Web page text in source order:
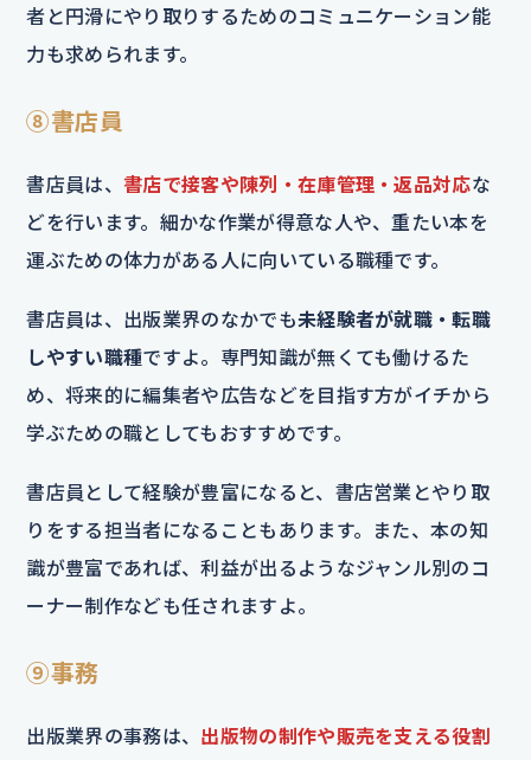
者と円滑にやり取りするためのコミュニケーション能
力も求められます。
⑧書店員
書店員は、 書店で接客や陳列・在庫管理・返品対応な
どを行います。細かな作業が得意な人や、重たい本を
運ぶための体力がある人に向いている職種です。
書店員は、出版業界のなかでも未経験者が就職・転職
しやすい職種ですよ。専門知識が無くても働けるた
め、将来的に編集者や広告などを目指す方がイチから
学ぶための職としてもおすすめです。
書店員として経験が豊富になると、書店営業とやり取
りをする担当者になることもあります。また、本の知
識が豊富であれば、利益が出るようなジャンル別のコ
ーナー制作なども任されますよ。
⑨事務
出版業界の事務は、 出版物の制作や販売を支える役割